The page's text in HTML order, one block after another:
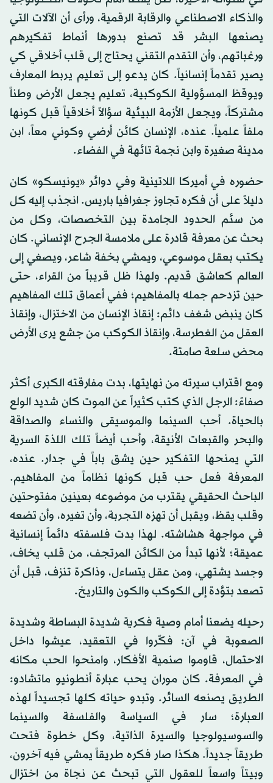
والذكاء الاصطناعي والرقابة الرقمية، ورأى أن الآلات التي
يصنعها البشر قد تصنع بدورها أنماط تفكيرهم
ورغباتهم، وأن التقدم التقني يحتاج إلى قلب أخلاقي كي
يصير تقدماً إنسانياً. كان يدعو إلى تعليم يربط المعارف
ويوقظ المسؤولية الكوكبية، تعليم يجعل الأرض وطناً
مشتركاً، ويجعل الأزمة البيئية سؤالاً أخلاقياً قبل كونها
ملفاً علمياً. عنده، الإنسان كائن أرضي وكوني معاً، ابن
مدينة صغيرة وابن نجمة تائهة في الفضاء.
حضوره في أميركا اللاتينية وفي دوائر «يونيسكو» كان
دليلاً على أن فكره تجاوز جغرافيا باريس. انجذب إليه كل
من سئم الحدود الجامدة بين التخصصات، وكل من
بحث عن معرفة قادرة على ملامسة الجرح الإنساني. كان
يكتب بعقل موسوعي، ويمشي بخفة شاعر، ويصغي إلى
العالم كعاشق قديم. ولهذا ظل قريباً من القراء، حتى
حين تزدحم جمله بالمفاهيم؛ ففي أعماق تلك المفاهيم
كان ينبض شغف دائم: إنقاذ الإنسان من الاختزال، وإنقاذ
العقل من الغطرسة، وإنقاذ الكوكب من جشع يرى الأرض
محض سلعة صامتة.
ومع اقتراب سيرته من نهايتها، بدت مفارقته الكبرى أكثر
صفاءً: الرجل الذي كتب كثيراً عن الموت كان شديد الولع
بالحياة. أحب السينما والموسيقى والنساء والصداقة
والبحر والقبعات الأنيقة، وأحب أيضاً تلك اللذة السرية
التي يمنحها التفكير حين يشق باباً في جدار. عنده،
المعرفة فعل حب قبل كونها نظاماً من المفاهيم.
الباحث الحقيقي يقترب من موضوعه بعينين مفتوحتين
وقلب يقظ، ويقبل أن تهزه التجربة، وأن تغيره، وأن تضعه
في مواجهة هشاشته. لهذا بدت فلسفته دائماً إنسانية
عميقة؛ لأنها تبدأ من الكائن المرتجف، من قلب يخاف،
وجسد يشتهي، ومن عقل يتساءل، وذاكرة تنزف، قبل أن
تصعد بتؤدة إلى الكوكب والكون والتاريخ.
رحيله يضعنا أمام وصية فكرية شديدة البساطة وشديدة
الصعوبة في آن: فكّروا في التعقيد، عيشوا داخل
الاحتمال، قاوموا صنمية الأفكار، وامنحوا الحب مكانه
في المعرفة. كان موران يحب عبارة أنطونيو ماتشادو:
الطريق يصنعه السائر. وتبدو حياته كلها تجسيداً لهذه
العبارة؛ سار في السياسة والفلسفة والسينما
والسوسيولوجيا والسيرة الذاتية، وكل خطوة فتحت
طريقاً جديداً. هكذا صار فكره طريقاً يمشي فيه آخرون،
وبيتاً واسعاً للعقول التي تبحث عن نجاة من اختزال